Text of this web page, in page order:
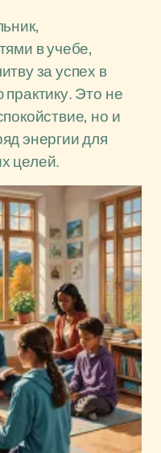
в учебе,
за успех в
Это не
но и
энергии для
целей.